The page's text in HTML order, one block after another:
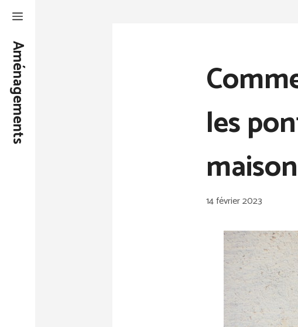
Aménagements
les
14 février 2023